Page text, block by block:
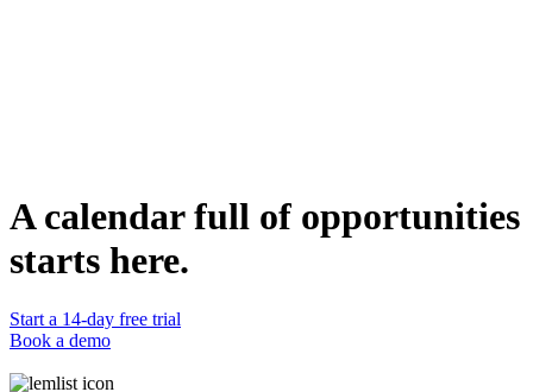
Prêt
A calendar full of opportunities
starts here.
Start a 14-day free trial
Book a demo